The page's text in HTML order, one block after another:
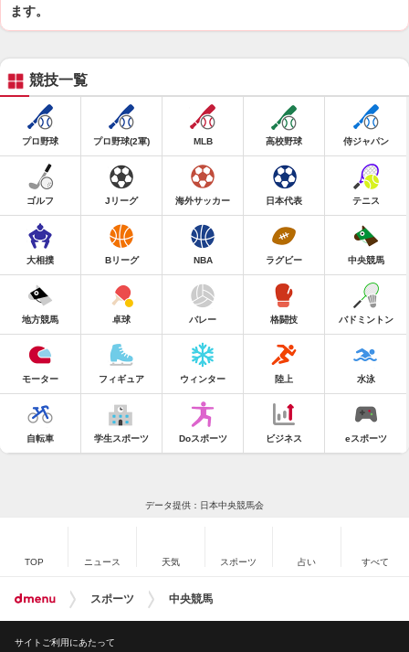
ます。
競技一覧
プロ野球 プロ野球(2軍) MLB 高校野球 侍ジャパン
ゴルフ Jリーグ 海外サッカー 日本代表 テニス
大相撲 Bリーグ NBA ラグビー 中央競馬
地方競馬 卓球 バレー 格闘技 バドミントン
モーター フィギュア ウィンター 陸上 水泳
自転車 学生スポーツ Doスポーツ ビジネス eスポーツ
データ提供：日本中央競馬会
TOP ニュース 天気 スポーツ 占い すべて
スポーツ 中央競馬
サイトご利用にあたって